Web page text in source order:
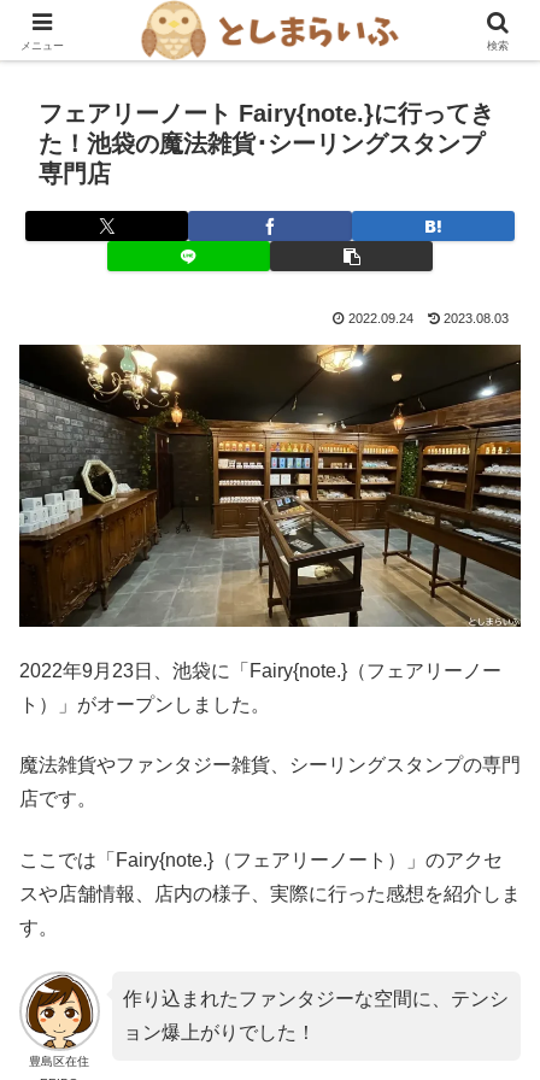
豊島区を楽しむ！グルメ・おでかけ情報ブログ
フェアリーノート Fairy{note.}に行ってき
た！池袋の魔法雑貨･シーリングスタンプ
専門店
2022.09.24 2023.08.03
2022年9月23日、池袋に「Fairy{note.}（フェアリーノー
ト）」がオープンしました。
魔法雑貨やファンタジー雑貨、シーリングスタンプの専門
店です。
ここでは「Fairy{note.}（フェアリーノート）」のアクセ
スや店舗情報、店内の様子、実際に行った感想を紹介しま
す。
豊島区在住
作り込まれたファンタジーな空間に、テンシ
ョン爆上がりでした！
メニュー 検索